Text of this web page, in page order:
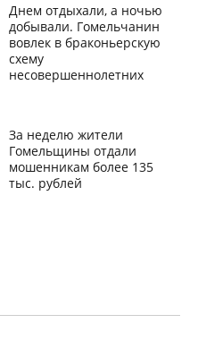
Днем отдыхали, а ночью
добывали. Гомельчанин
вовлек в браконьерскую
схему
несовершеннолетних
За неделю жители
Гомельщины отдали
мошенникам более 135
тыс. рублей